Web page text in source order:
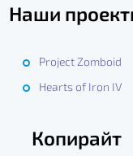
Наши
Project Zomboid
Hearts of Iron IV
Копирайт